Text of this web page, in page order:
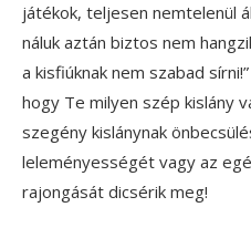
játékok, teljesen nemtelenül
náluk aztán biztos nem
a kisfiúknak nem szabad
hogy Te milyen szép kislány
szegény kislánynak
leleményességét vagy az
rajongását dicsérik meg!